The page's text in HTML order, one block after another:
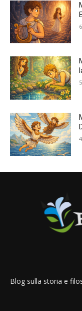
Blog sulla storia e